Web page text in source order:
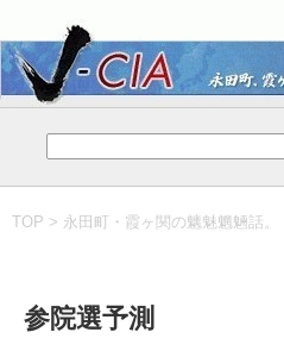
TOP > 永田町・霞ヶ関の魑魅魍魎話。
参院選予測